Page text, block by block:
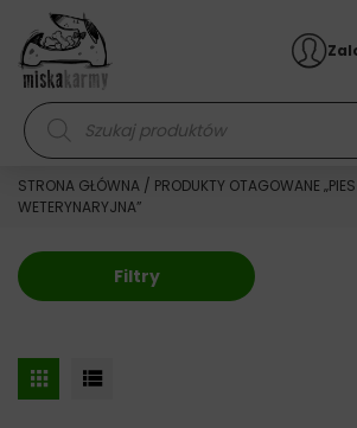
Skocz do treści
Wyszukiwarka produktów
STRONA GŁÓWNA / PRODUKTY OTAGOWANE
WETERYNARYJNA”
Filtry